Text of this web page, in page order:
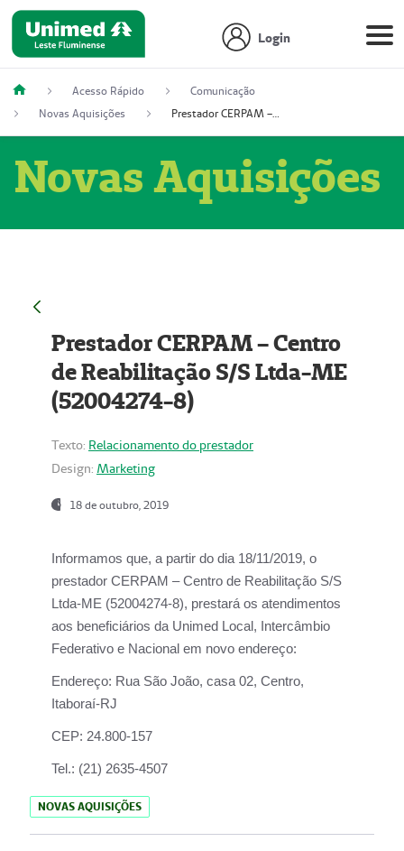
Login
Acesso Rápido
Comunicação
Novas Aquisições
Prestador CERPAM – Centro de Reabilitação S/S Ltda-ME (52004274-8)
Novas Aquisições
Prestador CERPAM – Centro
de Reabilitação S/S Ltda-ME
(52004274-8)
Texto: Relacionamento do prestador
Design: Marketing
18 de outubro, 2019
Informamos que, a partir do dia 18/11/2019, o
prestador CERPAM – Centro de Reabilitação S/S
Ltda-ME (52004274-8), prestará os atendimentos
aos beneficiários da Unimed Local, Intercâmbio
Federativo e Nacional em novo endereço:
Endereço: Rua São João, casa 02, Centro,
Itaboraí-RJ
CEP: 24.800-157
Tel.: (21) 2635-4507
NOVAS AQUISIÇÕES